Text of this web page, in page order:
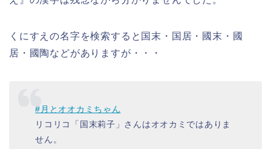
くにすえの名字を検索すると国末・国居・國末・國
居・國陶などがありますが・・・
#月とオオカミちゃん
リコリコ「国末莉子」さんはオオカミではありま
せん。